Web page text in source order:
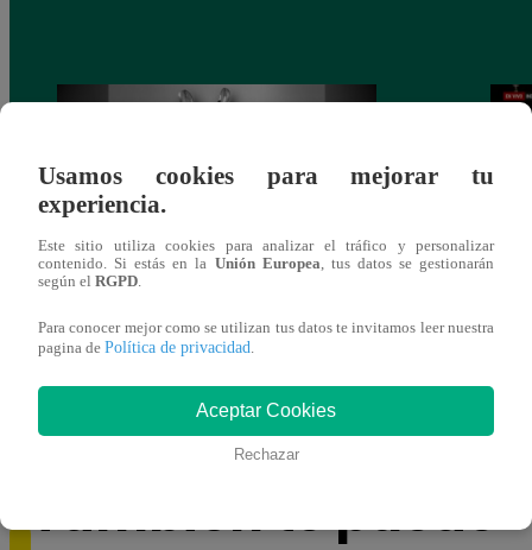
tras denunciar negligencia médica
lo
También te puede
Usamos cookies para mejorar tu
experiencia.
Este sitio utiliza cookies para analizar el tráfico y personalizar
contenido. Si estás en la Unión Europea , tus datos se gestionarán
según el RGPD
Para conocer mejor como se utilizan tus datos te invitamos leer nuestra
pagina de Política de privacidad
Aceptar Cookies
Rechazar